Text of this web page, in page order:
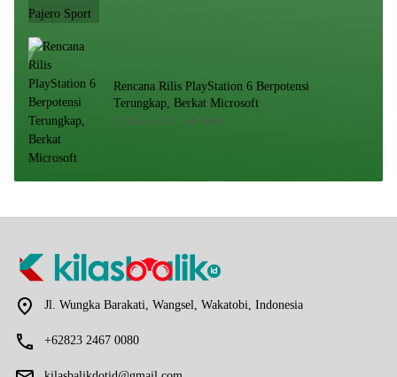
Rencana Rilis PlayStation 6 Berpotensi
Terungkap, Berkat Microsoft
17 Maret 2023 4088
Jl. Wungka Barakati, Wangsel, Wakatobi, Indonesia
+62823 2467 0080